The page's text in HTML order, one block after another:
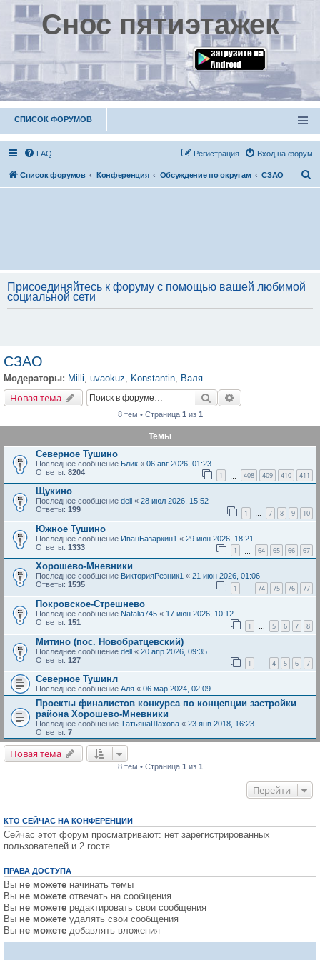
Снос пятиэтажек
СПИСОК ФОРУМОВ
FAQ Вход на форум
Регистрация
Список форумов Конференция Обсуждение по округам СЗАО
Присоединяйтесь к форуму с помощью вашей любимой
социальной сети
СЗАО
Модераторы: Milli, uvaokuz, Konstantin, Валя
Новая тема
Новаятема Поиск
8 тем • Страница 1 из 1
Темы
Северное Тушино
Последнее сообщение Блик « 06 авг 2026, 01:23
Ответы: 8204 1 408 409 410 411
Щукино
Последнее сообщение dell « 28 июл 2026, 15:52
Ответы: 199 1 … 7 8 9 10
Южное Тушино
Последнее сообщение ИванБазаркин1 « 29 июн 2026, 18:21
Ответы: 1333 1 64 65 66 67
Хорошево-Мневники
Последнее сообщение ВикторияРезник1 « 21 июн 2026, 01:06
Ответы: 1535 1 74 75 76 77
Покровское-Стрешнево
Последнее сообщение Natalia745 « 17 июн 2026, 10:12
Ответы: 151 1 … 5 6 7 8
Митино (пос. Новобратцевский)
Последнее сообщение dell « 20 апр 2026, 09:35
Ответы: 127 1 4 5 6 7
Северное Тушинл
Последнее сообщение Аля « 06 мар 2024, 02:09
Проекты финалистов конкурса по концепции застройки
района Хорошево-Мневники
Последнее сообщение ТатьянаШахова « 23 янв 2018, 16:23
Ответы: 7
Новая тема
Новаятема
8 тем • Страница 1 из 1
Перейти
КТО СЕЙЧАС НА КОНФЕРЕНЦИИ
Сейчас этот форум просматривают: нет зарегистрированных
пользователей и 2 гостя
ПРАВА ДОСТУПА
Вы не можете начинать темы
Вы не можете отвечать на сообщения
Вы не можете редактировать свои сообщения
Вы не можете удалять свои сообщения
Вы не можете добавлять вложения